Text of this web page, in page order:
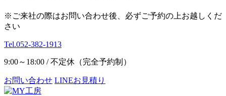
※ご来社の際はお問い合わせ後、必ずご予約の上お越しくだ
さい
Tel.052-382-1913
9:00～18:00 / 不定休（完全予約制）
お問い合わせ LINEお見積り